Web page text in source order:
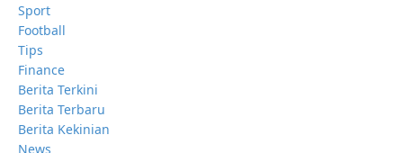
Sport
Football
Tips
Finance
Berita Terkini
Berita Terbaru
Berita Kekinian
News